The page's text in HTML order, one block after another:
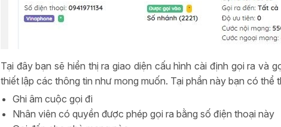
Tại đây bạn sẽ hiển thị ra giao diện cấu hình cài định gọi ra và
thiết lập các thông tin như mong muốn. Tại phần này bạn có thể
Ghi âm cuộc gọi đi
Nhân viên có quyền được phép gọi ra bằng số điện thoại này